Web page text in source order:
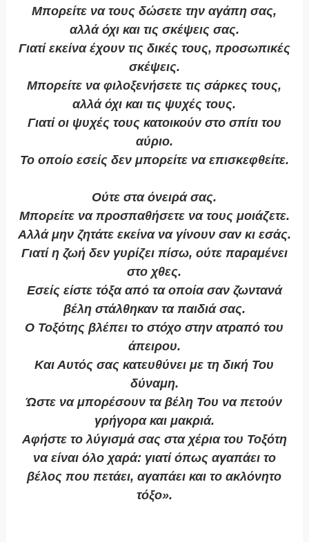
Μπορείτε να τους δώσετε την αγάπη σας,
αλλά όχι και τις σκέψεις σας.
Γιατί εκείνα έχουν τις δικές τους, προσωπικές
σκέψεις.
Μπορείτε να φιλοξενήσετε τις σάρκες τους,
αλλά όχι και τις ψυχές τους.
Γιατί οι ψυχές τους κατοικούν στο σπίτι του
αύριο.
Το οποίο εσείς δεν μπορείτε να επισκεφθείτε.
Ούτε στα όνειρά σας.
Μπορείτε να προσπαθήσετε να τους μοιάζετε.
Αλλά μην ζητάτε εκείνα να γίνουν σαν κι εσάς.
Γιατί η ζωή δεν γυρίζει πίσω, ούτε παραμένει
στο χθες.
Εσείς είστε τόξα από τα οποία σαν ζωντανά
βέλη στάλθηκαν τα παιδιά σας.
Ο Τοξότης βλέπει το στόχο στην ατραπό του
άπειρου.
Και Αυτός σας κατευθύνει με τη δική Του
δύναμη.
Ώστε να μπορέσουν τα βέλη Του να πετούν
γρήγορα και μακριά.
Αφήστε το λύγισμά σας στα χέρια του Τοξότη
να είναι όλο χαρά: γιατί όπως αγαπάει το
βέλος που πετάει, αγαπάει και το ακλόνητο
τόξο».